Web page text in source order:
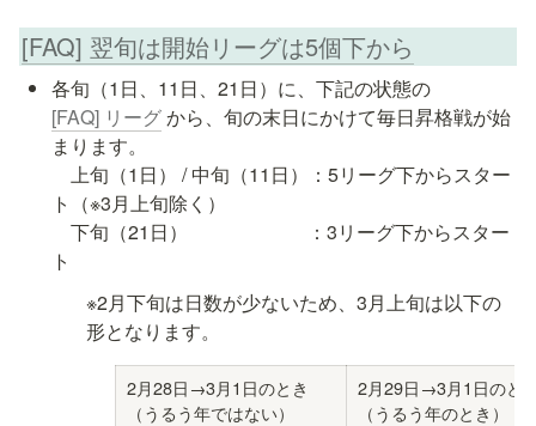
[FAQ] 翌旬は開始リーグは5個下から
各旬（1日、11日、21日）に、下記の状態の
[FAQ] リーグから、旬の末日にかけて毎日昇格戦が始
まります。
上旬（1日） / 中旬（11日）：5リーグ下からスター
ト（※3月上旬除く）
下旬（21日）　　　　　　 ：3リーグ下からスター
ト
※2月下旬は日数が少ないため、3月上旬は以下の
形となります。
2月28日→3月1日のとき
（うるう年ではない）
2月29日→3月1日のと
（うるう年のとき）